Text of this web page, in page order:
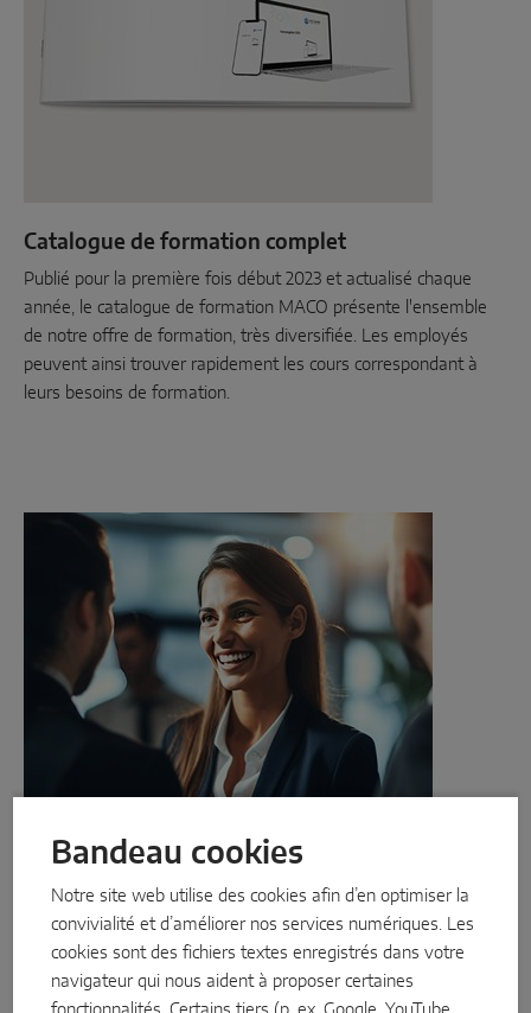
Catalogue de formation complet
Publié pour la première fois début 2023 et actualisé chaque
année, le catalogue de formation MACO présente l'ensemble
de notre offre de formation, très diversifiée. Les employés
peuvent ainsi trouver rapidement les cours correspondant à
leurs besoins de formation.
Bon comportement de direction
Établir une culture de management qui motive et crée un cadre
Bandeau cookies
Notre site web utilise des cookies afin d’en optimiser la
convivialité et d’améliorer nos services numériques. Les
cookies sont des fichiers textes enregistrés dans votre
navigateur qui nous aident à proposer certaines
fonctionnalités. Certains tiers (p. ex. Google, YouTube,